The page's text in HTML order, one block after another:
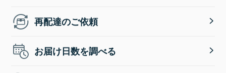
再配達のご依頼
お届け日数を調べる